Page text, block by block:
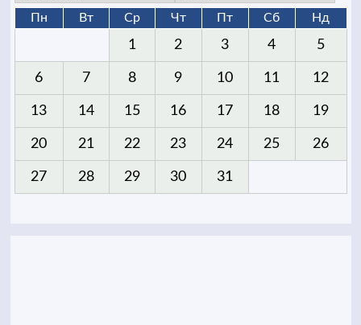
Пн Вт Ср Чт Пт Сб Нд
1 2 3 4 5
6 7 8 9 10 11 12
13 14 15 16 17 18 19
20 21 22 23 24 25 26
27 28 29 30 31